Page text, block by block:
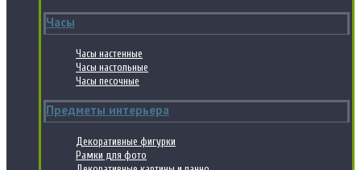
Часы
Часы настенные
Часы настольные
Часы песочные
Предметы интерьера
Декоративные фигурки
Рамки для фото